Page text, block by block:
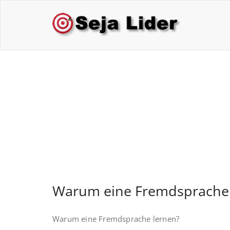
Warum eine
Warum eine Fremdsprache lernen?